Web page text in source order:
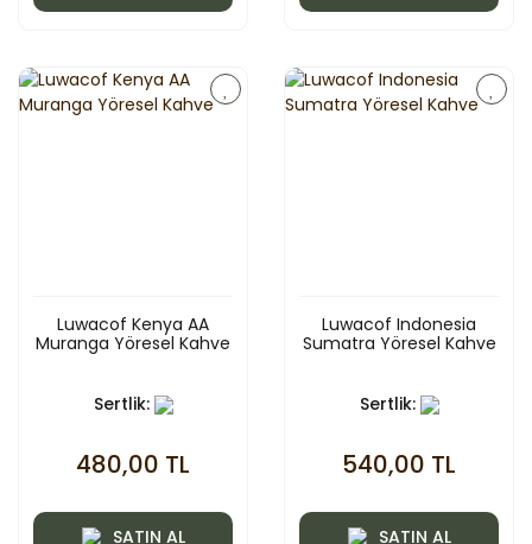
Luwacof Kenya AA
Muranga Yöresel Kahve
Sertlik:
480,00 TL
SATIN AL
Luwacof Indonesia
Sumatra Yöresel Kahve
Sertlik:
540,00 TL
SATIN AL